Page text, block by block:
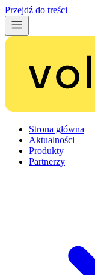
Przejdź do treści
Strona główna
Aktualności
Produkty
Partnerzy